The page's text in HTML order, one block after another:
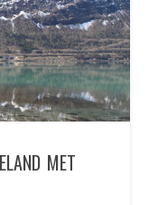
MET